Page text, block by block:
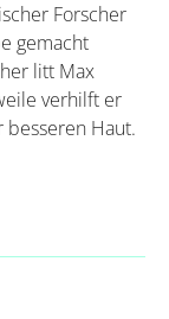
Forscher
gemacht
litt Max
verhilft er
besseren Haut.